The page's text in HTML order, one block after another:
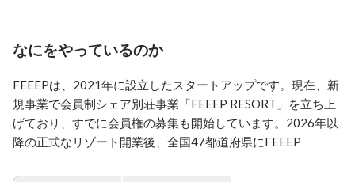
なにをやっているのか
FEEEPは、2021年に設立したスタートアップです。現在、新
規事業で会員制シェア別荘事業「FEEEP RESORT」を立ち上
げており、すでに会員権の募集も開始しています。2026年以
降の正式なリゾート開業後、全国47都道府県にFEEEP